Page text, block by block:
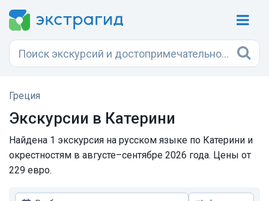
Греция
Экскурсии в Катерини
Найдена 1 экскурсия на русском языке по Катерини и
окрестностям в августе–сентябре 2026 года. Цены от
229 евро.